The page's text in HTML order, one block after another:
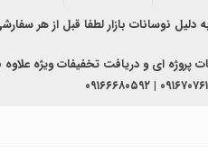
دلیل نوسانات بازار لطفا قبل از هر
پروژه ای و دریافت تخفیفات ویژه